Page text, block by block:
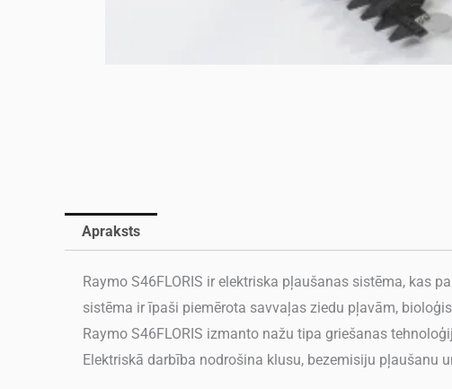
Apraksts
Raymo S46FLORIS ir elektriska pļaušanas sistēma, kas
sistēma ir īpaši piemērota savvaļas ziedu pļavām,
Raymo S46FLORIS izmanto nažu tipa griešanas
Elektriskā darbība nodrošina klusu, bezemisiju pļaušanu